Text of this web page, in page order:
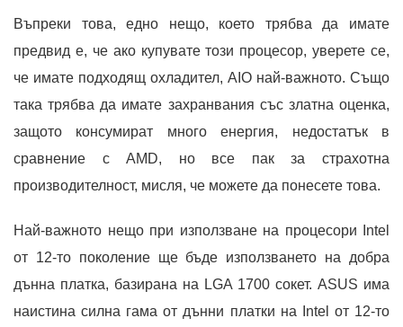
Въпреки това, едно нещо, което трябва да имате
предвид е, че ако купувате този процесор, уверете се,
че имате подходящ охладител, AIO най-важното. Също
така трябва да имате захранвания със златна оценка,
защото консумират много енергия, недостатък в
сравнение с AMD, но все пак за страхотна
производителност, мисля, че можете да понесете това.
Най-важното нещо при използване на процесори Intel
от 12-то поколение ще бъде използването на добра
дънна платка, базирана на LGA 1700 сокет. ASUS има
наистина силна гама от дънни платки на Intel от 12-то